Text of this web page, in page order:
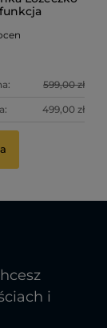
599,00 zł
499,00 zł
i